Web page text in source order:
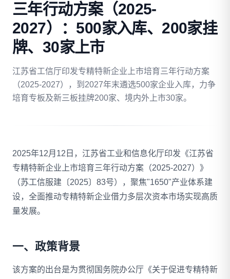
政策资源
FAQ
拨打 18020275753
三年行动方案（2025-
2027）：500家入库、200家挂
牌、30家上市
江苏省工信厅印发专精特新企业上市培育三年行动方案
（2025-2027），到2027年末遴选500家企业入库，力争
培育专板及新三板挂牌200家、境内外上市30家。
2025年12月12日，江苏省工业和信息化厅印发《江苏省
专精特新企业上市培育三年行动方案（2025-2027）》
（苏工信服建〔2025〕83号），聚焦"1650"产业体系建
设，全面推动专精特新企业借力多层次资本市场实现高质
量发展。
一、政策背景
该方案的出台是为贯彻国务院办公厅《关于促进专精特新